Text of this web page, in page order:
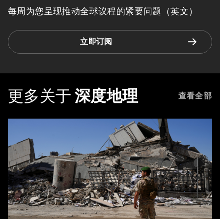
每周为您呈现推动全球议程的紧要问题（英文）
立即订阅
更多关于 深度地理 查看全部